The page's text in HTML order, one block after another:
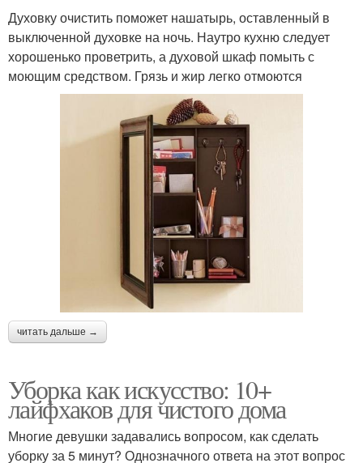
Духовку очистить поможет нашатырь, оставленный в
выключенной духовке на ночь. Наутро кухню следует
хорошенько проветрить, а духовой шкаф помыть с
моющим средством. Грязь и жир легко отмоются
читать дальше →
Уборка как искусство: 10+
лайфхаков для чистого дома
Многие девушки задавались вопросом, как сделать
уборку за 5 минут? Однозначного ответа на этот вопрос